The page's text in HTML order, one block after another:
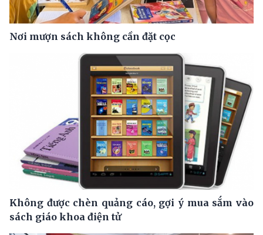
Nơi mượn sách không cần đặt cọc
Không được chèn quảng cáo, gợi ý mua sắm vào
sách giáo khoa điện tử